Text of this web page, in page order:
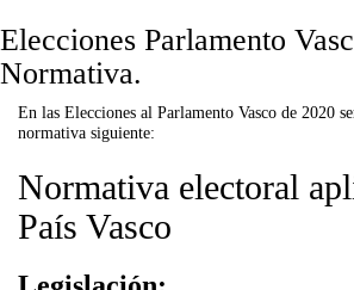
Elecciones Parlamento
Normativa.
En las Elecciones al Parlamento Vasco de 2020
normativa siguiente:
Normativa electoral
País Vasco